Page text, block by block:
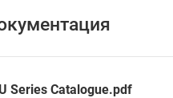
Series Catalogue.pdf